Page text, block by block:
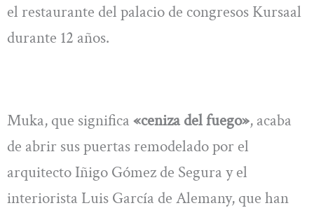
el restaurante del palacio de congresos Kursaal
durante 12 años.
Muka, que significa «ceniza del fuego», acaba
de abrir sus puertas remodelado por el
arquitecto Iñigo Gómez de Segura y el
interiorista Luis García de Alemany, que han